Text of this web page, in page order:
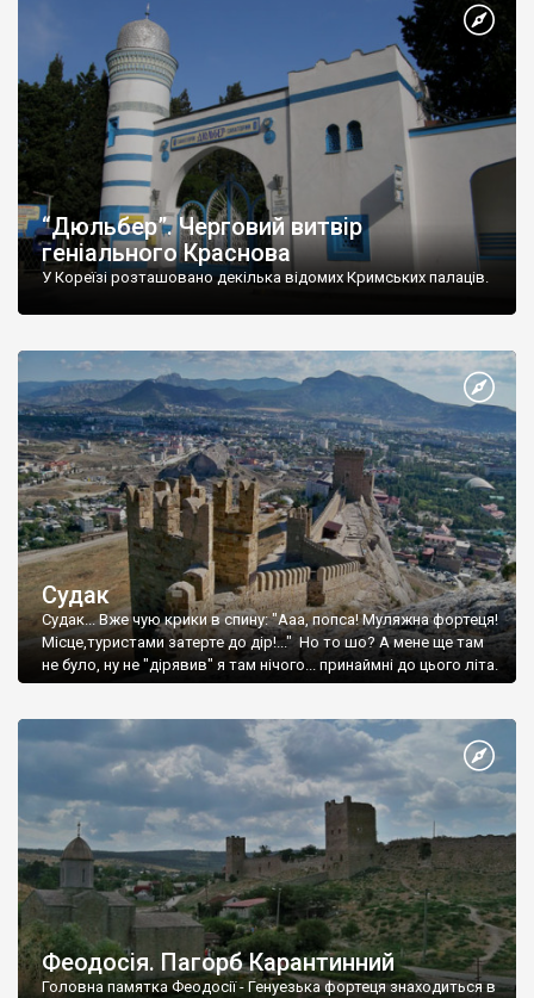
“Дюльбер”. Черговий витвір
геніального Краснова
У Кореїзі розташовано декілька відомих Кримських палаців.
Судак
Судак... Вже чую крики в спину: "Ааа, попса! Муляжна фортеця!
Місце,туристами затерте до дір!..." Но то шо? А мене ще там
не було, ну не "дірявив" я там нічого... принаймні до цього літа.
Феодосія. Пагорб Карантинний
Головна памятка Феодосії - Генуезька фортеця знаходиться в